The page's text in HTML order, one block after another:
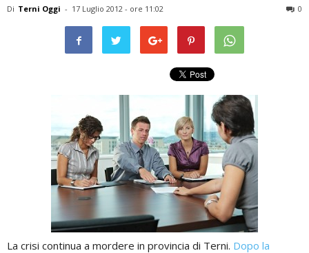
Di Terni Oggi - 17 Luglio 2012 - ore 11:02 0
La crisi continua a mordere in provincia di Terni. Dopo la